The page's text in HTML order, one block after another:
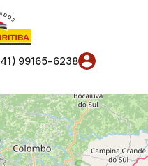
99165-6238